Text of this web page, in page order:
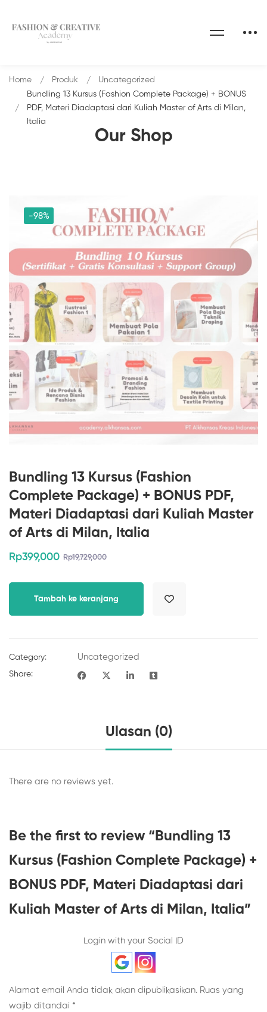
Our Shop
Home Produk
Uncategorized
Bundling 13 Kursus (Fashion Complete Package) + BONUS
PDF, Materi Diadaptasi dari Kuliah Master of Arts di Milan,
Italia
-98%
Bundling 13 Kursus (Fashion
Complete Package) + BONUS PDF,
Materi Diadaptasi dari Kuliah Master
of Arts di Milan, Italia
Rp399,000 Rp19,729,000
Tambah ke keranjang
Category: Uncategorized
Share:
Ulasan (0)
There are no reviews yet.
Be the first to review “Bundling 13
Kursus (Fashion Complete Package) +
BONUS PDF, Materi Diadaptasi dari
Kuliah Master of Arts di Milan, Italia”
Login with your Social ID
Alamat email Anda tidak akan dipublikasikan. Ruas yang
wajib ditandai *